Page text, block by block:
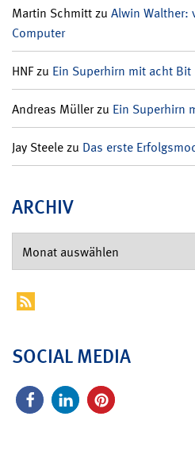
Martin Schmittzu Alwin Walther:
Computer
HNFzu Ein Superhirn mit acht Bit
Andreas Müllerzu Ein Superhirn
Jay Steelezu Das erste
ARCHIV
SOCIAL MEDIA